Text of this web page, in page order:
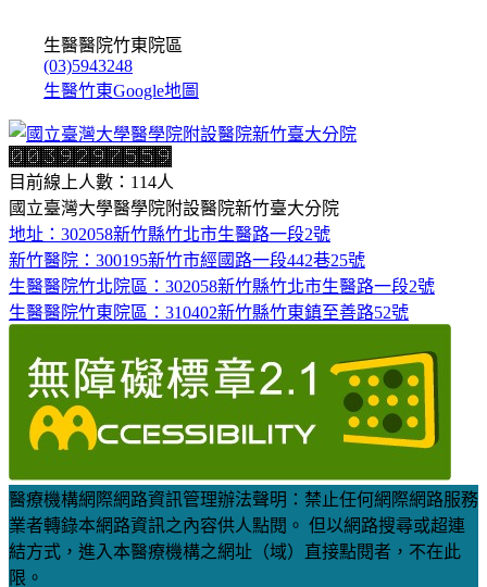
生醫醫院竹東院區
(03)5943248
生醫竹東Google地圖
目前線上人數：114人
國立臺灣大學醫學院附設醫院新竹臺大分院
地址：302058新竹縣竹北市生醫路一段2號
新竹醫院：300195新竹市經國路一段442巷25號
生醫醫院竹北院區：302058新竹縣竹北市生醫路一段2號
生醫醫院竹東院區：310402新竹縣竹東鎮至善路52號
醫療機構網際網路資訊管理辦法聲明：禁止任何網際網路服務
業者轉錄本網路資訊之內容供人點閱。 但以網路搜尋或超連
結方式，進入本醫療機構之網址（域）直接點閱者，不在此
限。